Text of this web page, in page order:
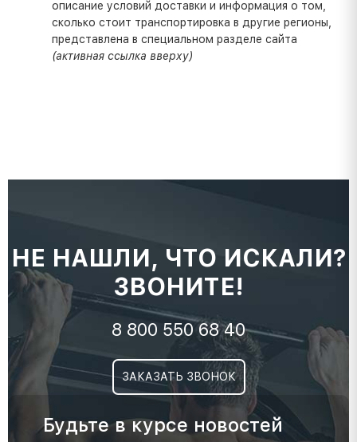
описание условий доставки и информация о том,
сколько стоит транспортировка в другие регионы,
представлена в специальном разделе сайта
(активная ссылка вверху)
НЕ НАШЛИ, ЧТО ИСКАЛИ?
ЗВОНИТЕ!
8 800 550 68 40
ЗАКАЗАТЬ ЗВОНОК
Будьте в курсе новостей